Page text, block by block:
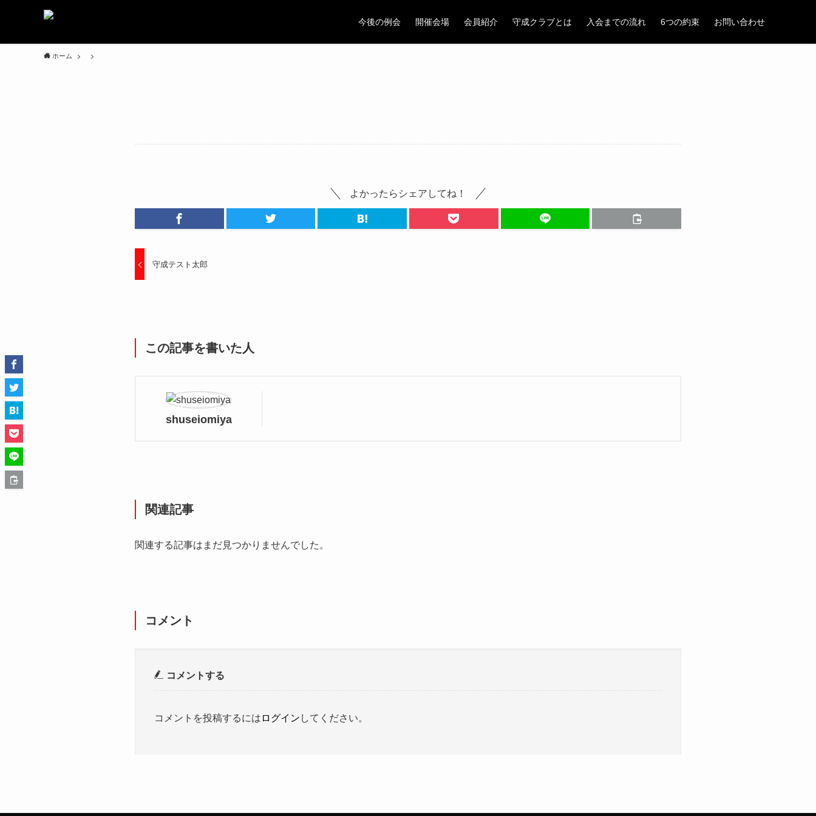
今後の例会 開催会場 会員紹介 守成クラブとは 入会までの流れ 6つの約束 お問い合わせ
ホーム
よかったらシェアしてね！
守成テスト太郎
この記事を書いた人
shuseiomiya
関連記事
関連する記事はまだ見つかりませんでした。
コメント
コメントする
コメントを投稿するには ログイン してください。